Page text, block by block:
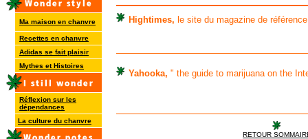
Ma maison en chanvre
Recettes en chanvre
Adidas se fait plaisir
Mythes et Histoires
Réflexion sur les
dépendances
La culture du chanvre
Hightimes, le site du magazine de
Yahooka, " the guide to marijuana on the
RETOUR